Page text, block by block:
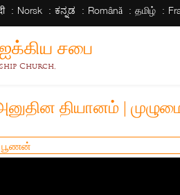
Norsk ಕನ್ನಡ Română தமிழ்
சபை
Church,
தியானம் |
பூணன்